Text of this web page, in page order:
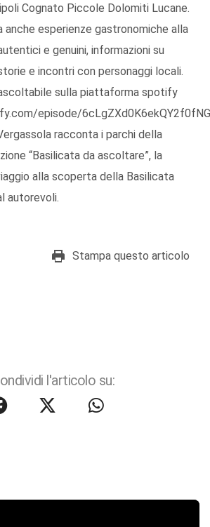
Cognato Piccole Dolomiti Lucane.
anche esperienze gastronomiche alla
e genuini, informazioni su
e incontri con personaggi locali.
ascoltabile sulla piattaforma spotify
episode/
racconta i parchi della
“Basilicata da ascoltare”, la
alla scoperta della Basilicata
autorevoli.
Stampa questo articolo
l'articolo su: